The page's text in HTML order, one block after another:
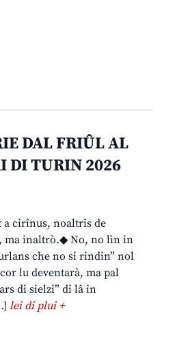
DAL FRIÛL AL
DI TURIN 2026
a cirînus, noaltris de
ma inaltrò.◆ No, no lìn in
che no si rindin” nol
lu deventarà, ma pal
di sielzi” di lâ in
lei di plui +